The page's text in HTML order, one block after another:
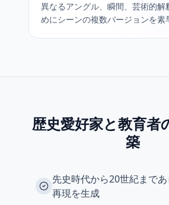
異なるアングル、瞬間、芸術的解
めにシーンの複数バージョンを素
歴史愛好家と教育者
築
先史時代から20世紀まで
再現を生成